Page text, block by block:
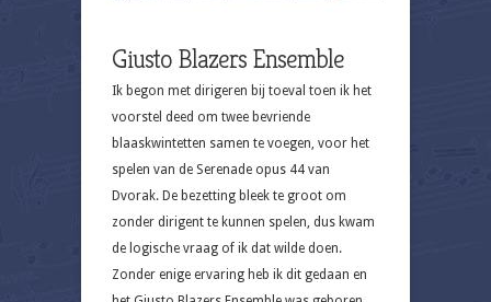
Giusto Blazers Ensemble
Ik begon met dirigeren bij toeval toen ik het
voorstel deed om twee bevriende
blaaskwintetten samen te voegen, voor het
spelen van de Serenade opus 44 van
Dvorak. De bezetting bleek te groot om
zonder dirigent te kunnen spelen, dus kwam
de logische vraag of ik dat wilde doen.
Zonder enige ervaring heb ik dit gedaan en